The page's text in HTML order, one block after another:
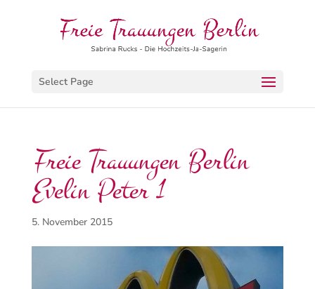
Select Page
Freie Trauungen Berlin
Evelin Peter 1
5. November 2015